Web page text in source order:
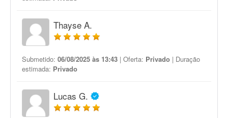
Thayse A.
Submetido: 06/08/2025 às 13:43 | Oferta: Privado | Duração
estimada: Privado
Lucas G.